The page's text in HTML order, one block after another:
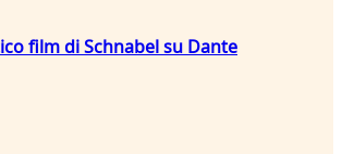
film di Schnabel su Dante